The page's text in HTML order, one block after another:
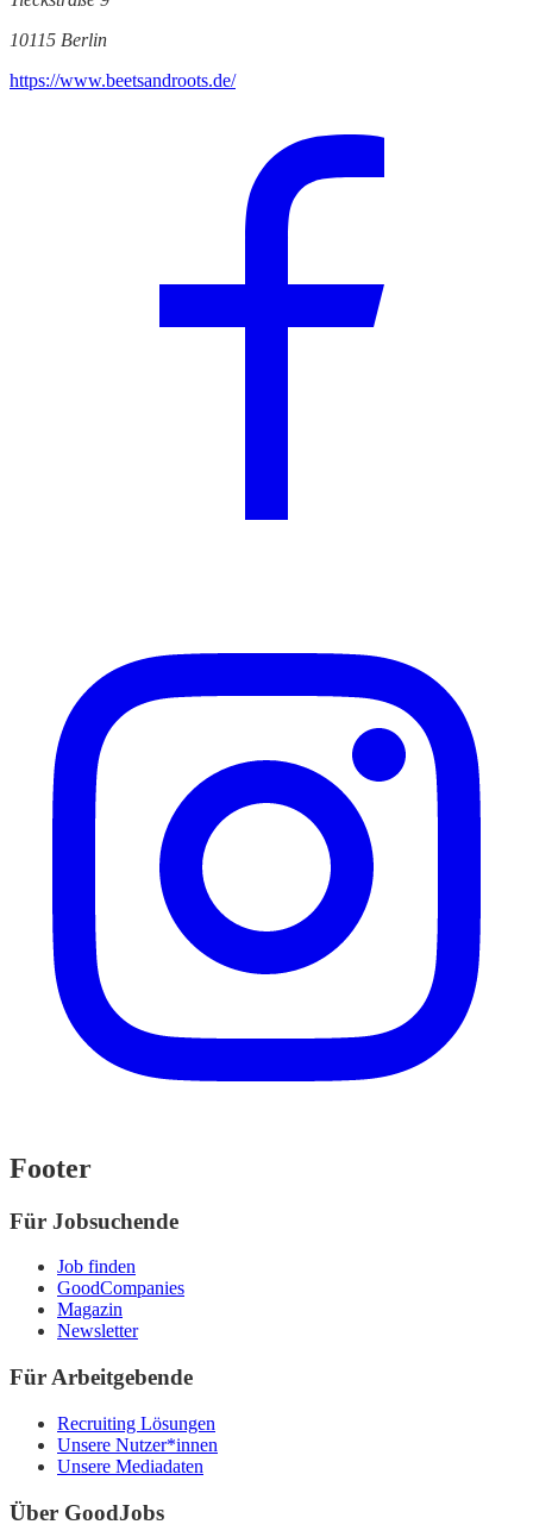
10115 Berlin
https://www.beetsandroots.de/
Footer
Für Jobsuchende
Job finden
GoodCompanies
Magazin
Newsletter
Für Arbeitgebende
Recruiting Lösungen
Unsere Nutzer*innen
Unsere Mediadaten
Über GoodJobs